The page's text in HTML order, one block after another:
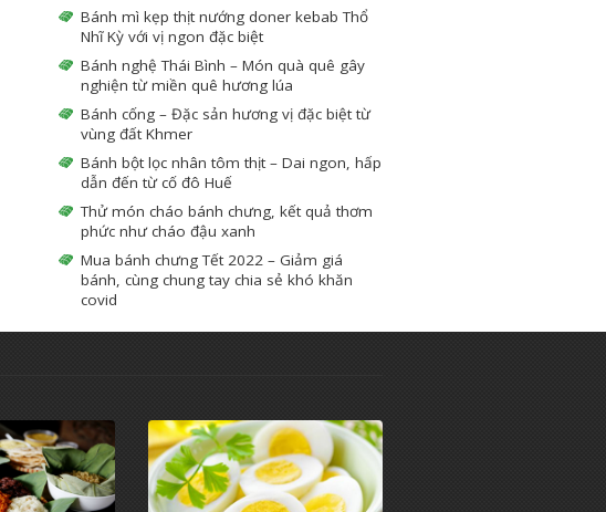
Bánh mì kẹp thịt nướng doner kebab Thổ
Nhĩ Kỳ với vị ngon đặc biệt
Bánh nghệ Thái Bình – Món quà quê gây
nghiện từ miền quê hương lúa
Bánh cống – Đặc sản hương vị đặc biệt từ
vùng đất Khmer
Bánh bột lọc nhân tôm thịt – Dai ngon, hấp
dẫn đến từ cố đô Huế
Thử món cháo bánh chưng, kết quả thơm
phức như cháo đậu xanh
Mua bánh chưng Tết 2022 – Giảm giá
bánh, cùng chung tay chia sẻ khó khăn
covid